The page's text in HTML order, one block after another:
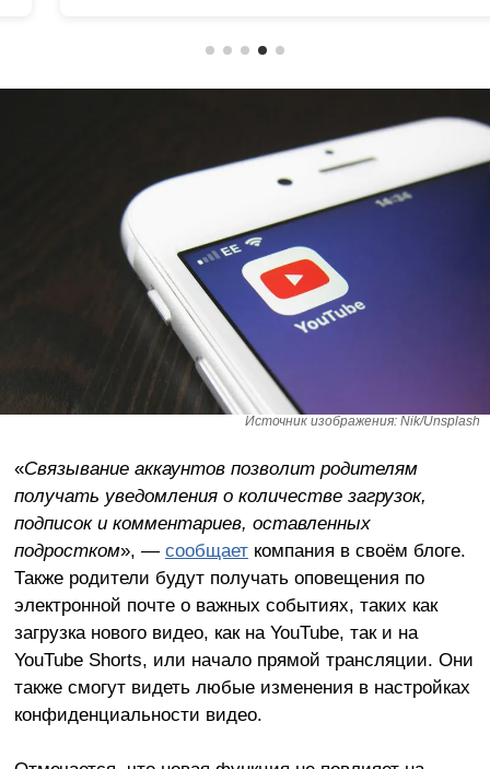
Источник изображения: Nik/Unsplash
«Связывание аккаунтов позволит родителям
получать уведомления о количестве загрузок,
подписок и комментариев, оставленных
подростком», — сообщаеткомпания в своём блоге.
Также родители будут получать оповещения по
электронной почте о важных событиях, таких как
загрузка нового видео, как на YouTube, так и на
YouTube Shorts, или начало прямой трансляции. Они
также смогут видеть любые изменения в настройках
конфиденциальности видео.